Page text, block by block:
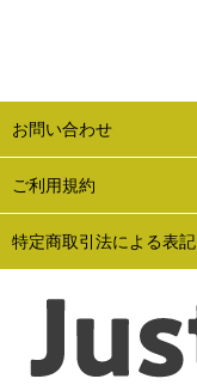
お問い合わせ
ご利用規約
特定商取引法による表記